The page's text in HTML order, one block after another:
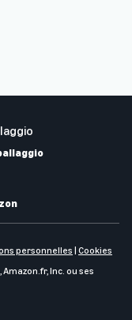
personnelles Cookies
Inc. ou ses